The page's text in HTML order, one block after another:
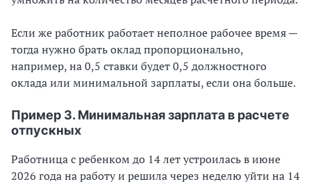
Если же работник работает неполное рабочее время —
тогда нужно брать оклад пропорционально,
например, на 0,5 ставки будет 0,5 должностного
оклада или минимальной зарплаты, если она больше.
Пример 3. Минимальная зарплата в расчете
отпускных
Работница с ребенком до 14 лет устроилась в июне
2026 года на работу и решила через неделю уйти на 14